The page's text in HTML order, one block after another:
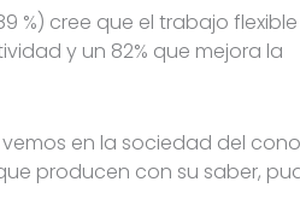
%) cree que el trabajo
y un 82% que mejora la
en la sociedad del
producen con su saber,